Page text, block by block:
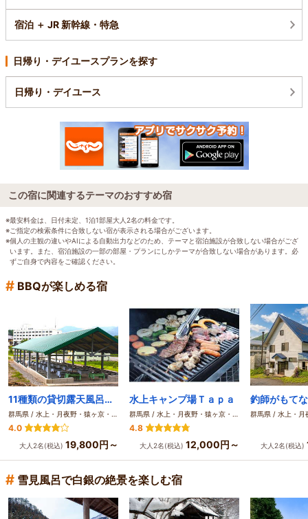
宿泊 ＋ JR 新幹線・特急
日帰り・デイユースプランを探す
日帰り・デイユース
この宿に関連するテーマのおすすめ宿
※最安料金は、日付未定、1泊1部屋大人2名の料金です。
※ご指定の検索条件に合致しない宿が表示される場合がございます。
※個人の主観の違いやAIによる自動出力などのため、テーマと宿泊施設が合致しない場合がござ
います。また、宿泊施設の一部の部屋・プランにしかテーマが合致しない場合があります。必
ずご自身で内容をご確認ください。
# BBQが楽しめる宿
11種類の貸切露天風呂 水上高原/奥利根温泉 ホテルサンバード
群馬県 / 水上・月夜野・猿ヶ京・法師
4.0
大人2名(税込) 19,800円～
水上キャンプ場Ｔａｐａ
群馬県 / 水上・月夜野・猿ヶ京・法師
4.8
大人2名(税込) 12,000円～ 大人2名(税込)
# 雪見風呂で白銀の絶景を楽しむ宿